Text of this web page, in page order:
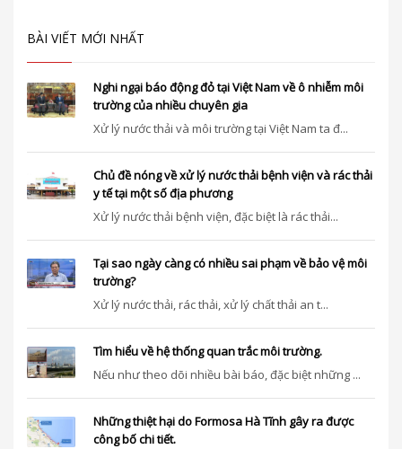
BÀI VIẾT MỚI NHẤT
Nghi ngại báo động đỏ tại Việt Nam về ô nhiễm môi
trường của nhiều chuyên gia
Xử lý nước thải và môi trường tại Việt Nam ta đ...
Chủ đề nóng về xử lý nước thải bệnh viện và rác thải
y tế tại một số địa phương
Xử lý nước thải bệnh viện, đặc biệt là rác thải...
Tại sao ngày càng có nhiều sai phạm về bảo vệ môi
trường?
Xử lý nước thải, rác thải, xử lý chất thải an t...
Tìm hiểu về hệ thống quan trắc môi trường.
Nếu như theo dõi nhiều bài báo, đặc biệt những ...
Những thiệt hại do Formosa Hà Tĩnh gây ra được
công bố chi tiết.